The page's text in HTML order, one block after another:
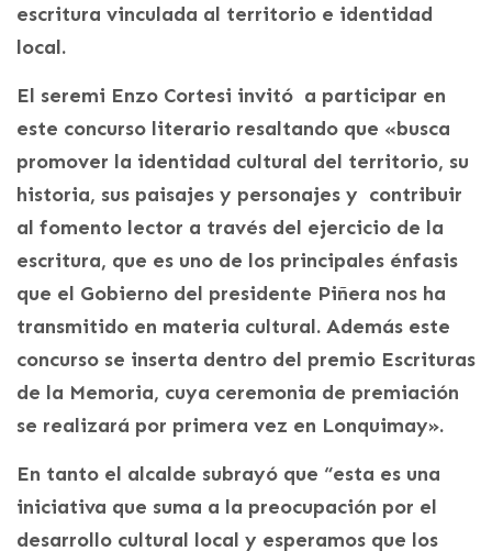
escritura vinculada al territorio e identidad
local.
El seremi Enzo Cortesi invitó a participar en
este concurso literario resaltando que «busca
promover la identidad cultural del territorio, su
historia, sus paisajes y personajes y contribuir
al fomento lector a través del ejercicio de la
escritura, que es uno de los principales énfasis
que el Gobierno del presidente Piñera nos ha
transmitido en materia cultural. Además este
concurso se inserta dentro del premio Escrituras
de la Memoria, cuya ceremonia de premiación
se realizará por primera vez en Lonquimay».
En tanto el alcalde subrayó que “esta es una
iniciativa que suma a la preocupación por el
desarrollo cultural local y esperamos que los